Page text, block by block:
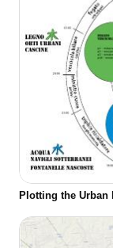
Plotting the